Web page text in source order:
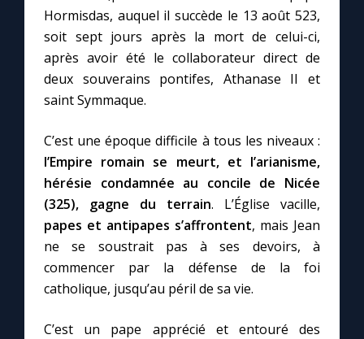
Hormisdas, auquel il succède le 13 août 523,
soit sept jours après la mort de celui-ci,
après avoir été le collaborateur direct de
deux souverains pontifes, Athanase II et
saint Symmaque.
C’est une époque difficile à tous les niveaux :
l’Empire romain se meurt, et l’arianisme,
hérésie condamnée au concile de Nicée
(325), gagne du terrain. L’Église vacille,
papes et antipapes s’affrontent, mais Jean
ne se soustrait pas à ses devoirs, à
commencer par la défense de la foi
catholique, jusqu’au péril de sa vie.
C’est un pape apprécié et entouré des